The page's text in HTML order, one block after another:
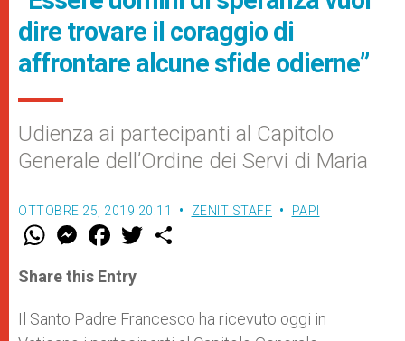
dire trovare il coraggio di
affrontare alcune sfide odierne”
Udienza ai partecipanti al Capitolo
Generale dell’Ordine dei Servi di Maria
OTTOBRE 25, 2019 20:11 ZENIT STAFF PAPI
W
t
s
p
p
M
e
s
e
g
e
F
a
e
b
o
k
w
r
Share this Entry
Il Santo Padre Francesco ha ricevuto oggi in